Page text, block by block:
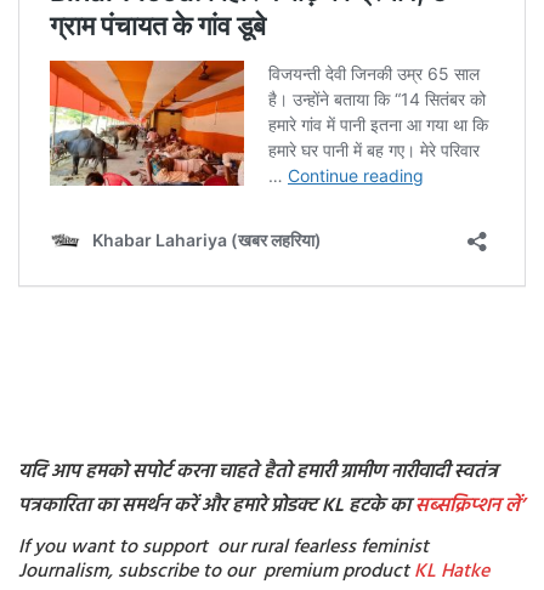
यदि आप हमको सपोर्ट करना चाहते हैतो हमारी ग्रामीण नारीवादी स्वतंत्र
पत्रकारिता का समर्थन करें और हमारे प्रोडक्ट KL हटके कासब्सक्रिप्शनलें’
If you want to support our rural fearless feminist
Journalism, subscribe to our premium productKL Hatke